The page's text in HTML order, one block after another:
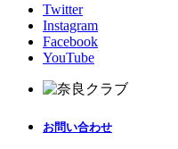
Twitter
Instagram
Facebook
YouTube
お問い合わせ